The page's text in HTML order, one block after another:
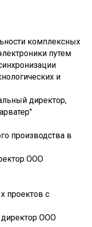
комплексных
путем
и
директор,
производства в
ООО
проектов с
ООО